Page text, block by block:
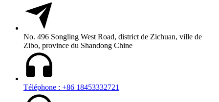
No. 496 Songling West Road, district de Zichuan, ville de
Zibo, province du Shandong Chine
Téléphone : +86 18453332721